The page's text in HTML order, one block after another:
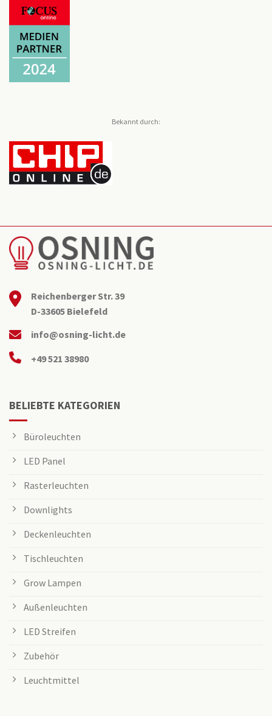
Bekannt durch:
Reichenberger Str. 39
D-33605 Bielefeld
info@osning-licht.de
+49 521 38980
BELIEBTE KATEGORIEN
Büroleuchten
LED Panel
Rasterleuchten
Downlights
Deckenleuchten
Tischleuchten
Grow Lampen
Außenleuchten
LED Streifen
Zubehör
Leuchtmittel